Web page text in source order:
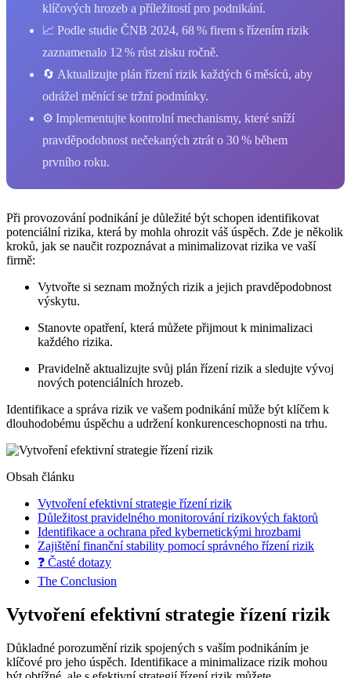
klíčových hrozeb a příležitostí pro podnikání.
📈 Podle studie ČNB 2024, 68 % firem s řízením rizik
zaznamenalo 12 % růst zisku ročně.
🔄 Aktualizujte plán řízení rizik každých 6 měsíců, aby
odrážel měnící se tržní podmínky.
⚙️ Implementujte kontrolní mechanismy, které sníží
pravděpodobnost nečekaných ztrát o 30 % během
prvního roku.
Při provozování podnikání je důležité být schopen identifikovat
potenciální rizika, která by mohla ohrozit váš úspěch. Zde je několik
kroků, jak se naučit rozpoznávat a minimalizovat rizika ve vaší
firmě:
Vytvořte si seznam možných rizik a jejich pravděpodobnost
výskytu.
Stanovte opatření, která můžete přijmout k minimalizaci
každého rizika.
Pravidelně aktualizujte svůj plán řízení rizik a sledujte vývoj
nových potenciálních hrozeb.
Identifikace a správa rizik ve vašem podnikání může být klíčem k
dlouhodobému úspěchu a udržení konkurenceschopnosti na trhu.
Obsah článku
Vytvoření efektivní strategie řízení rizik
Důležitost pravidelného monitorování rizikových faktorů
Identifikace a ochrana před kybernetickými hrozbami
Zajištění finanční stability pomocí správného řízení rizik
❓ Časté dotazy
The Conclusion
Vytvoření efektivní strategie řízení rizik
Důkladné porozumění rizik spojených s vaším podnikáním je
klíčové pro jeho úspěch. Identifikace a minimalizace rizik mohou